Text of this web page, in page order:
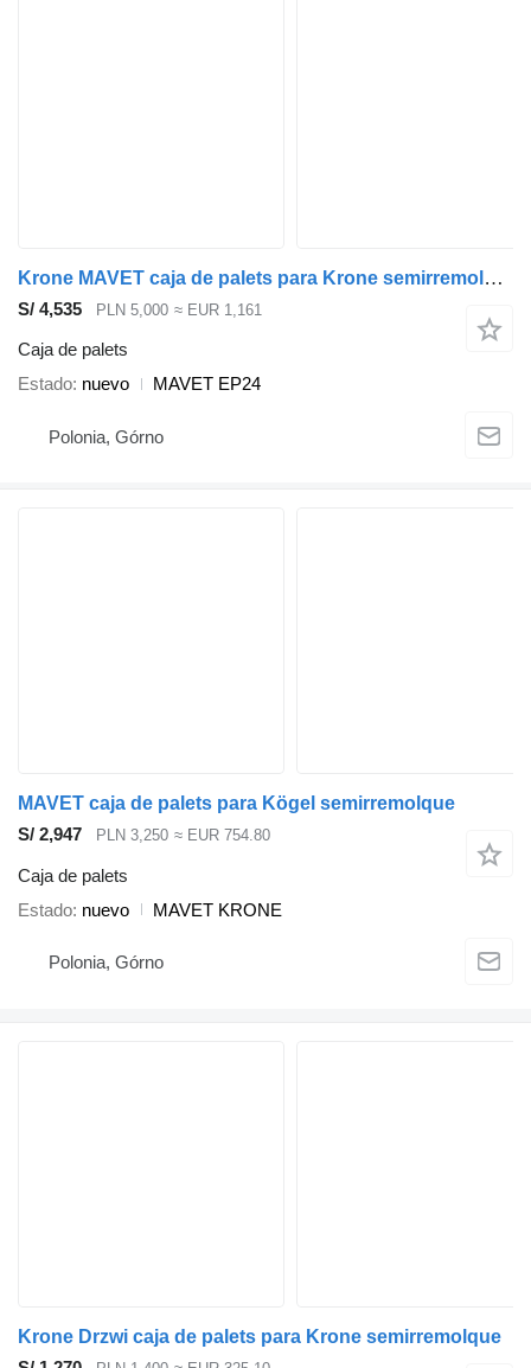
Krone MAVET caja de palets para Krone semirremolque
S/ 4,535 PLN 5,000 ≈ EUR 1,161
Caja de palets
Estado nuevo MAVET EP24
Polonia, Górno
MAVET caja de palets para Kögel semirremolque
S/ 2,947
PLN 3,250 ≈ EUR 754.80
Caja de palets
Estado nuevo MAVET KRONE
Polonia, Górno
Krone Drzwi caja de palets para Krone semirremolque